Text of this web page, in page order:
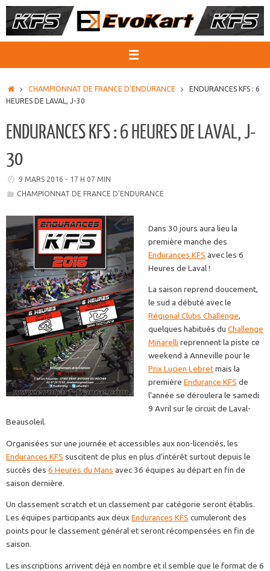
Passer
au
ACCUEIL
CHAMPIONNAT DE FRANCE D'ENDURANCE
ENDURANCES KFS : 6
HEURES DE LAVAL, J-30
ENDURANCES KFS : 6 HEURES DE LAVAL, J-
30
9 MARS 2016 - 17 H 07 MIN
CHAMPIONNAT DE FRANCE D'ENDURANCE
Dans 30 jours aura lieu la
première manche des
Endurances KFS avec les 6
Heures de Laval !
La saison reprend doucement,
le sud a débuté avec le
Régional Clubs Challenge,
quelques habitués du Challenge
Minarelli reprennent la piste ce
weekend à Anneville pour le
Prix Lucien Lebretmais la
première Endurance KFS de
l’année se déroulera le samedi
9 Avril sur le circuit de Laval-
Beausoleil.
Organisées sur une journée et accessibles aux non-licenciés, les
Endurances KFS suscitent de plus en plus d’intérêt surtout depuis le
succès des 6 Heures du Mans avec 36 équipes au départ en fin de
saison dernière.
Un classement scratch et un classement par catégorie seront établis.
Les équipes participants aux deuxEndurances KFS cumuleront des
points pour le classement général et seront récompensées en fin de
saison.
Les inscriptions arrivent déjà en nombre et il semble que le format de 6